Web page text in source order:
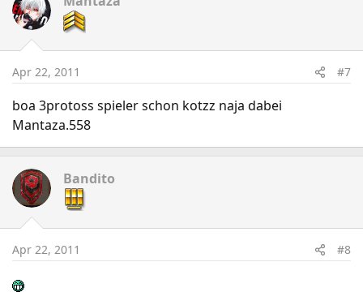
Apr 22, 2011 #7
boa 3protoss spieler schon kotzz naja dabei
Mantaza.558
Bandito
Apr 22, 2011 #8